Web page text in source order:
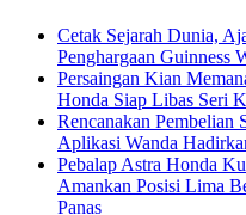
Cetak Sejarah Dunia,
Penghargaan Guinness
Persaingan Kian
Honda Siap Libas Seri
Rencanakan Pembelian
Aplikasi Wanda
Pebalap Astra Honda
Amankan Posisi Lima
Panas